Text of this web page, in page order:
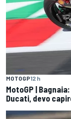
MOTOGP12 h
MotoGP |
Ducati, devo